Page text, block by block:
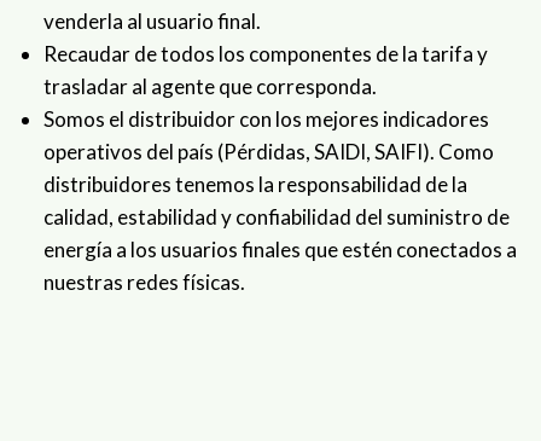
venderla al usuario final.
Recaudar de todos los componentes de la tarifa y
trasladar al agente que corresponda.
Somos el distribuidor con los mejores indicadores
operativos del país (Pérdidas, SAIDI, SAIFI). Como
distribuidores tenemos la responsabilidad de la
calidad, estabilidad y confiabilidad del suministro de
energía a los usuarios finales que estén conectados a
nuestras redes físicas.